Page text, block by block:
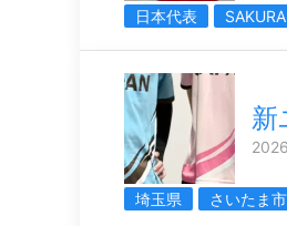
日本代表 SAKURA
新
埼玉県 さいたま市